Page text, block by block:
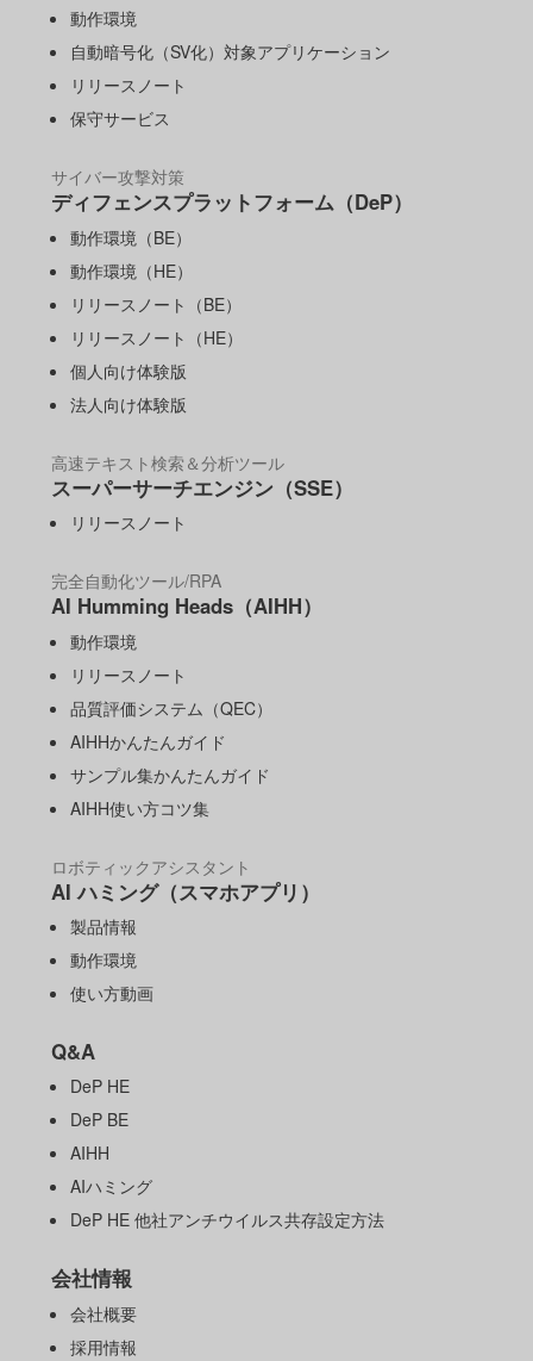
動作環境
自動暗号化（SV化）対象アプリケーション
リリースノート
保守サービス
サイバー攻撃対策
ディフェンスプラットフォーム（DeP）
動作環境（BE）
動作環境（HE）
リリースノート（BE）
リリースノート（HE）
個人向け体験版
法人向け体験版
高速テキスト検索＆分析ツール
スーパーサーチエンジン（SSE）
リリースノート
完全自動化ツール/RPA
AI Humming Heads（AIHH）
動作環境
リリースノート
品質評価システム（QEC）
AIHHかんたんガイド
サンプル集かんたんガイド
AIHH使い方コツ集
ロボティックアシスタント
AI ハミング（スマホアプリ）
製品情報
動作環境
使い方動画
Q&A
DeP HE
DeP BE
AIHH
AIハミング
DeP HE 他社アンチウイルス共存設定方法
会社情報
会社概要
採用情報